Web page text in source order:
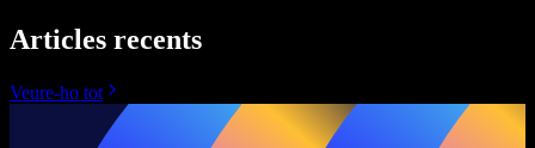
Articles recents
Veure-ho tot